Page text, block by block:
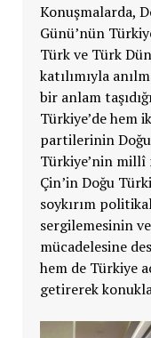
Konuşmalarda,
Günü’nün
Türk ve Türk
katılımıyla
bir anlam
Türkiye’de hem
partilerinin
Türkiye’nin millî
Çin’in Doğu
soykırım
sergilemesinin ve
mücadelesine
hem de Türkiye
getirerek